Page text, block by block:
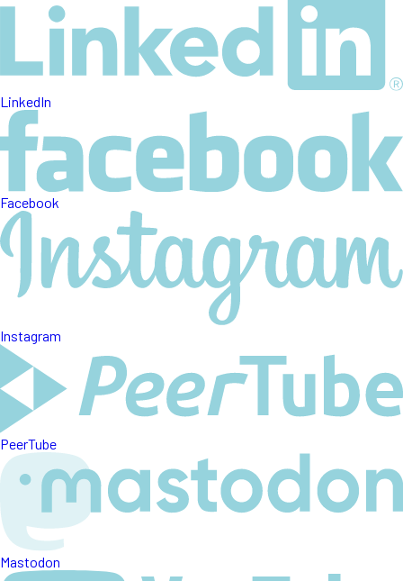
LinkedIn
Facebook
Instagram
PeerTube
Mastodon